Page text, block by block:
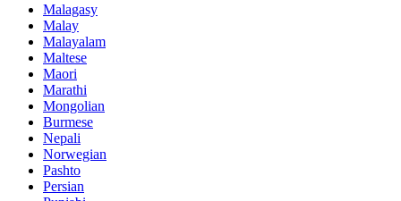
Malagasy
Malay
Malayalam
Maltese
Maori
Marathi
Mongolian
Burmese
Nepali
Norwegian
Pashto
Persian